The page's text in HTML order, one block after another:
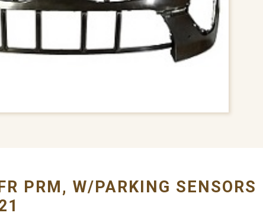
PRM, W/PARKING SENSORS